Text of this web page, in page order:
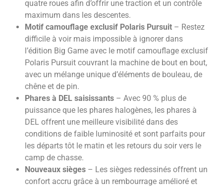
quatre roues afin d’offrir une traction et un contrôle
maximum dans les descentes.
Motif camouflage exclusif Polaris Pursuit – Restez
difficile à voir mais impossible à ignorer dans
l’édition Big Game avec le motif camouflage exclusif
Polaris Pursuit couvrant la machine de bout en bout,
avec un mélange unique d’éléments de bouleau, de
chêne et de pin.
Phares à DEL saisissants – Avec 90 % plus de
puissance que les phares halogènes, les phares à
DEL offrent une meilleure visibilité dans des
conditions de faible luminosité et sont parfaits pour
les départs tôt le matin et les retours du soir vers le
camp de chasse.
Nouveaux sièges – Les sièges redessinés offrent un
confort accru grâce à un rembourrage amélioré et